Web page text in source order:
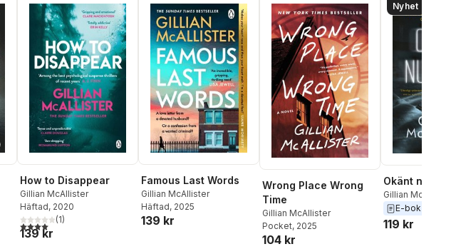
How to Disappear
Gillian McAllister
Häftad, 2020
4,0utav 5 stjärnor. Totalt antal röster:
(1)
139 kr
Famous Last Words
Gillian McAllister
Häftad, 2025
139 kr
Wrong Place Wrong
Time
Gillian McAllister
Pocket, 2025
104 kr
Nyhet
Okänt nummer
Gillian McAllister
E-bok
119 kr